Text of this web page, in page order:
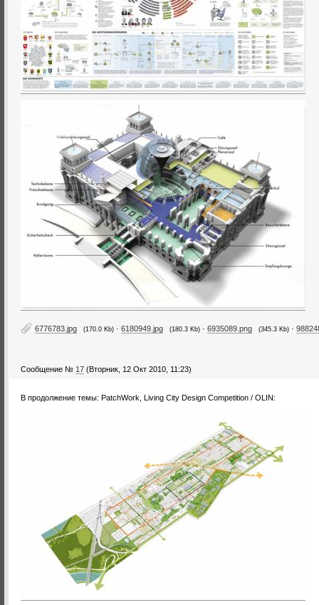
6776783.jpg (170.0 Kb) · 6180949.jpg (180.3 Kb) · 6935089.png (345.3 Kb) ·
Сообщение № 17 (Вторник, 12 Окт 2010, 11:23)
В продолжение темы: PatchWork, Living City Design Competition / OLIN: